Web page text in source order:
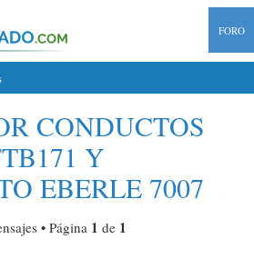
FORO
CONDUCTOS
Y
EBERLE 7007
• Página 1 de 1